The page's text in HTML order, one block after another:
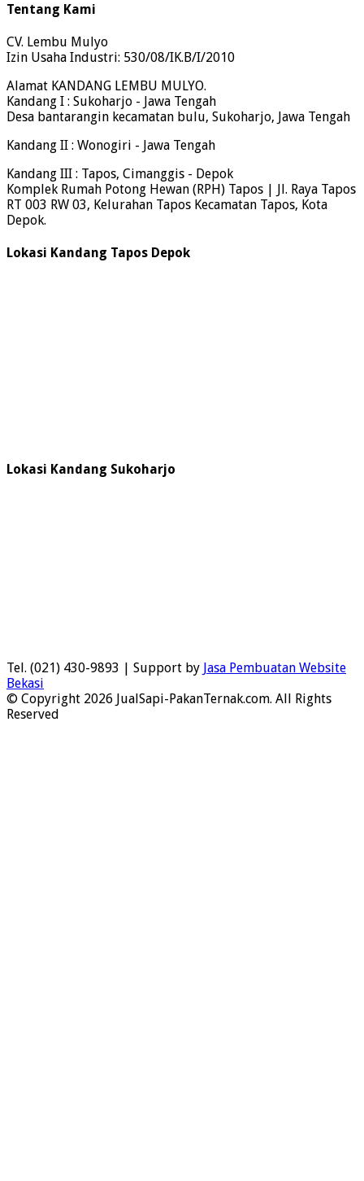
Tentang Kami
CV. Lembu Mulyo
Izin Usaha Industri: 530/08/IK.B/I/2010
Alamat KANDANG LEMBU MULYO.
Kandang I : Sukoharjo - Jawa Tengah
Desa bantarangin kecamatan bulu, Sukoharjo, Jawa Tengah
Kandang II : Wonogiri - Jawa Tengah
Kandang III : Tapos, Cimanggis - Depok
Komplek Rumah Potong Hewan (RPH) Tapos | Jl. Raya Tapos
RT 003 RW 03, Kelurahan Tapos Kecamatan Tapos, Kota
Depok.
Lokasi Kandang Tapos Depok
Lokasi Kandang Sukoharjo
Tel. (021) 430-9893 | Support by Jasa Pembuatan Website
Bekasi
© Copyright 2026 JualSapi-PakanTernak.com. All Rights
Reserved